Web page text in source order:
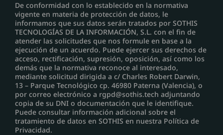
De conformidad con lo establecido en la normativa
vigente en materia de protección de datos, le
informamos que sus datos serán tratados por SOTHIS
TECNOLOGÍAS DE LA INFORMACIÓN, S.L. con el fin de
atender las solicitudes que nos formule en base a la
ejecución de un acuerdo. Puede ejercer sus derechos de
acceso, rectificación, supresión, oposición, así como los
demás que la normativa reconoce al interesado,
mediante solicitud dirigida a c/ Charles Robert Darwin,
13 – Parque Tecnológico cp. 46980 Paterna (Valencia), o
por correo electrónico a rgpd@sothis.tech adjuntando
copia de su DNI o documentación que le identifique.
Puede consultar información adicional sobre el
tratamiento de datos en SOTHIS en nuestra Política de
Privacidad.